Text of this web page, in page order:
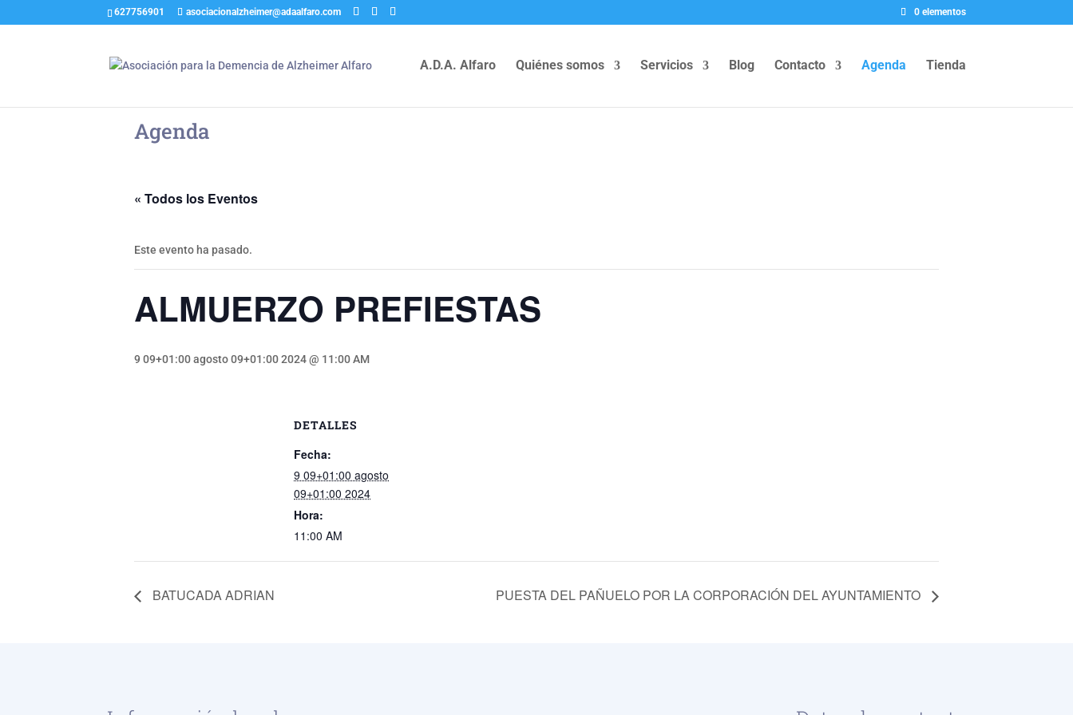
627756901 asociacionalzheimer@adaalfaro.com 0 elementos
A.D.A. Alfaro Quiénes somos Servicios Blog Contacto Agenda Tienda
Agenda
« Todos los Eventos
Este evento ha pasado.
ALMUERZO PREFIESTAS
9 09+01:00 agosto 09+01:00 2024 @ 11:00 AM
DETALLES
Fecha:
9 09+01:00 agosto
09+01:00 2024
Hora:
11:00 AM
BATUCADA ADRIAN PUESTA DEL PAÑUELO POR LA CORPORACIÓN DEL AYUNTAMIENTO